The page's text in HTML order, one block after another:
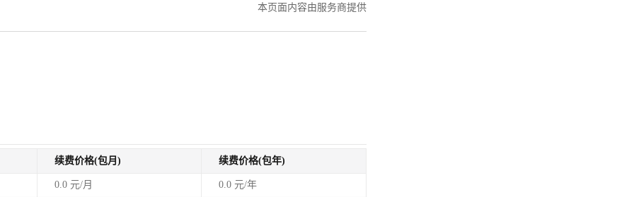
本页面内容由服务商提供
续费价格(包月) 续费价格(包年)
0.0 元/月 0.0 元/年